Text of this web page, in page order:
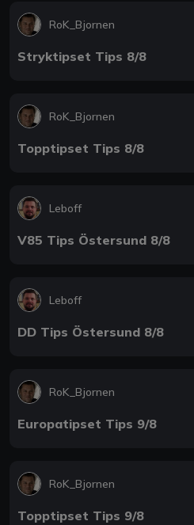
RoK_Bjornen
Stryktipset Tips 8/8
RoK_Bjornen
Topptipset Tips 8/8
Leboff
V85 Tips Östersund 8/8
Leboff
DD Tips Östersund 8/8
RoK_Bjornen
Europatipset Tips 9/8
RoK_Bjornen
Topptipset Tips 9/8